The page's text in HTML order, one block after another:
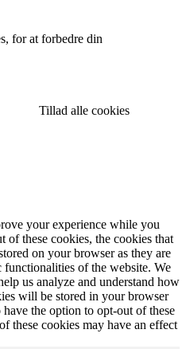
for at forbedre din
Tillad alle cookies
your experience while you
of these cookies, the cookies that
on your browser as they are
of the website. We
us analyze and understand how
will be stored in your browser
the option to opt-out of these
these cookies may have an effect